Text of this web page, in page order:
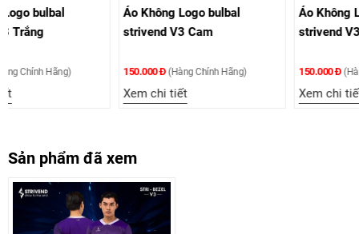
Áo Không Logo bulbal
strivend V3 Cam
150.000 Đ (Hàng Chính Hãng)
Áo Không Logo bulbal
strivend V3 Xanh Đen
150.000 Đ (Hàng Chính Hãng)
Sản phẩm đã xem